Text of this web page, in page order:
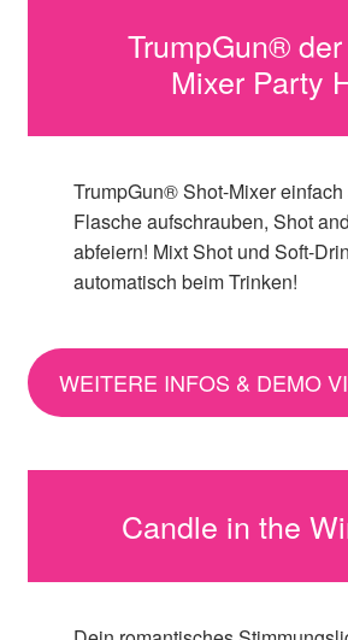
TrumpGun®
Mixer Party
TrumpGun® Shot-Mixer
Flasche aufschrauben, Shot
abfeiern! Mixt Shot und Soft-
automatisch beim Trinken!
WEITERE INFOS & DEMO
Candle in the